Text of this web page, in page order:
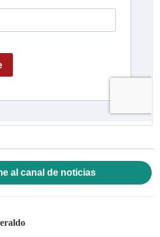
al canal de noticias